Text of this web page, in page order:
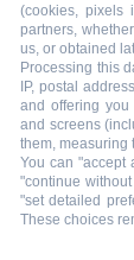
d’état,
contrainte.
site
propres,
(cookies, pixels
partners,
us, or obtained
Processing this
IP, postal
and offering you
and screens
them, measuring
You can "accept
"continue
"set detailed
These choices